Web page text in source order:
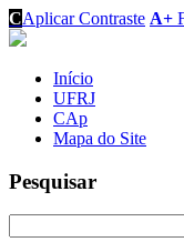
CAplicar Contraste A+
Início
UFRJ
CAp
Mapa do Site
Pesquisar